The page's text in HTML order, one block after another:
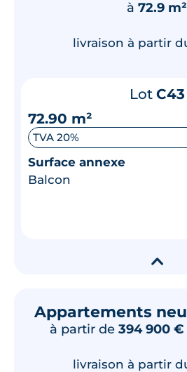
à 72.9 m²
livraison à partir
Lot C43
72.90 m²
TVA 20%
Surface annexe
Balcon
▾
Appartements
à partir de 394 900 €
livraison à partir